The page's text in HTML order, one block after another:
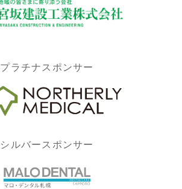
プラチナスポンサー
シルバースポンサー